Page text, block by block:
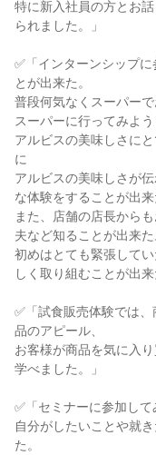
特に新入社員の方とお
られました。」
✅「インターンシップ
とが出来た。
普段何気なくスーパー
スーパーに行ってみよう
アルビスの美味しさに
に
アルビスの美味しさが
な体験をすることが出来
また、店舗の店長から
夫など知ることが出来た
初めはとても緊張して
しく取り組むことが出来
✅「試食販売体験では
品のアピール、
お客様が商品を気に入
学べました。」
✅「セミナーに参加して
自分がしたいことや就
た。